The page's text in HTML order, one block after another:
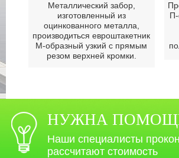
Металлический забор,
изготовленный из
оцинкованного металла,
производиться евроштакетник
М-образный узкий с прямым
резом верхней кромки.
НУЖНА
Наши специалисты
рассчитают стоимость